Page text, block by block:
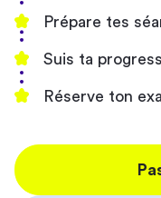
Prépare tes
Suis ta
Réserve ton